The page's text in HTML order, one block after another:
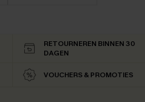
RETOURNEREN BINNEN 30
DAGEN
VOUCHERS & PROMOTIES